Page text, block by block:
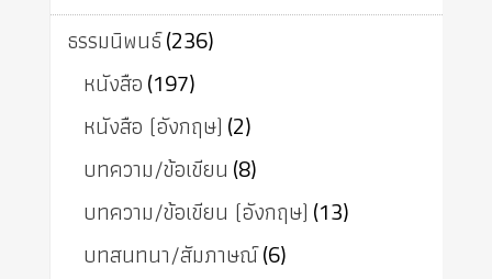
ธรรมนิพนธ์(236)
หนังสือ(197)
หนังสือ (อังกฤษ) (2)
บทความ/ข้อเขียน (8)
บทความ/ข้อเขียน (อังกฤษ) (13)
บทสนทนา/สัมภาษณ์(6)